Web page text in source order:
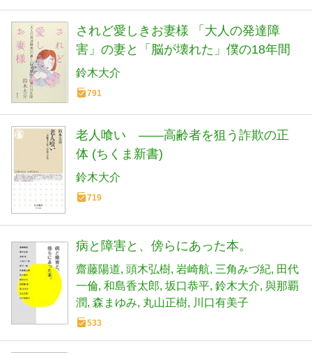
されど愛しきお妻様 「大人の発達障
害」の妻と「脳が壊れた」僕の18年間
鈴木大介
791
老人喰い ――高齢者を狙う詐欺の正
体 (ちくま新書)
鈴木大介
719
病と障害と、傍らにあった本。
齋藤陽道 頭木弘樹 岩崎航 三角みづ紀 田代
一倫 和島香太郎 坂口恭平 鈴木大介 與那覇
潤 森まゆみ 丸山正樹 川口有美子
533